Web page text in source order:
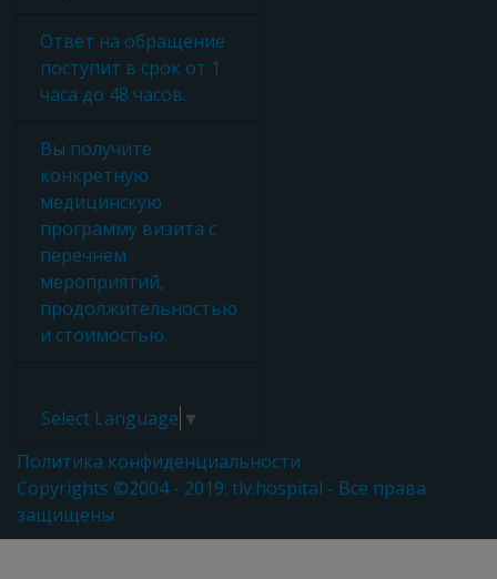
Ответ на обращение
поступит в срок от 1
часа до 48 часов.
Вы получите
конкретную
медицинскую
программу визита с
перечнем
мероприятий,
продолжительностью
и стоимостью.
Select Language ▼
Политика конфиденциальности
Copyrights ©2004 - 2019: tlv.hospital - Все права
защищены